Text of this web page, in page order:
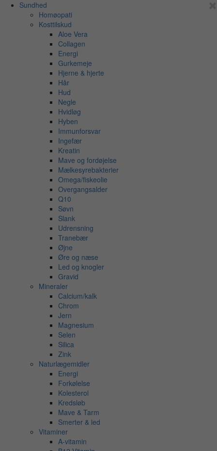
Sundhed
Homøopati
Kosttilskud
Aloe Vera
Collagen
Energi
Gurkemeje
Hjerne & hjerte
Hår
Hud
Negle
Hvidløg
Hyben
Immunforsvar
Ingefær
Kreatin
Mave og fordøjelse
Mælkesyrebakterier
Omega/fiskeolie
Overgangsalder
Q10
Søvn
Slank
Udrensning
Tranebær
Øjne
Øre og næse
Led og knogler
Gravid
Mineraler
Calcium/kalk
Chrom
Jern
Magnesium
Selen
Silica
Zink
Naturlægemidler
Energi
Forkølelse
Kolesterol
Kredsløb
Mave & Tarm
Smerter & led
Vitaminer
A-vitamin